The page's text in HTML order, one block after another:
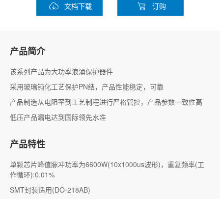
文档下载 订购
产品简介
该系列产品为大功率浪涌保护器件
采用玻璃钝化工艺保护PN结，产品性能稳定，可靠
产品制造从电阻率到工艺制程进行严格管控，产品参数一致性高
低压产品漏电达到国际领先水准
产品特性
单颗芯片峰值脉冲功率为6600W(10x1000us波形)，重复频率(工
作循环):0.01%
SMT封装适用(DO-218AB)